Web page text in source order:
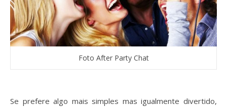
Foto After Party Chat
Se prefere algo mais simples mas igualmente divertido,